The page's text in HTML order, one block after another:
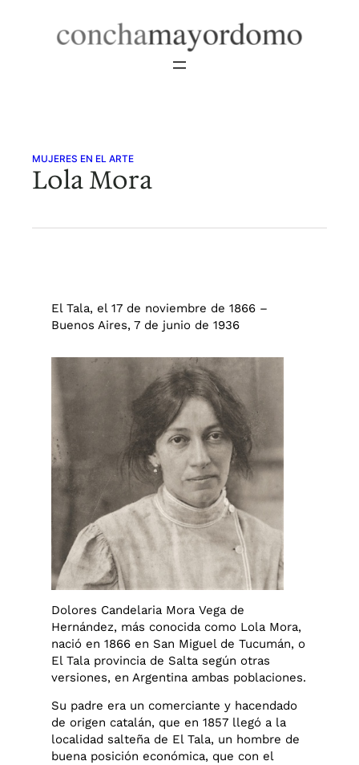
MUJERES EN EL ARTE
Lola Mora
El Tala, el 17 de noviembre de 1866 –
Buenos Aires, 7 de junio de 1936
Dolores Candelaria Mora Vega de
Hernández, más conocida como Lola Mora,
nació en 1866 en San Miguel de Tucumán, o
El Tala provincia de Salta según otras
versiones, en Argentina ambas poblaciones.
Su padre era un comerciante y hacendado
de origen catalán, que en 1857 llegó a la
localidad salteña de El Tala, un hombre de
buena posición económica, que con el